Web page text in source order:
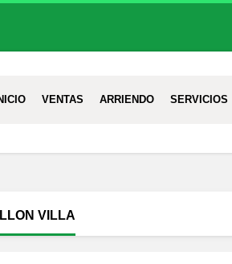
VENTAS ARRIENDO SERVICIOS
VILLA